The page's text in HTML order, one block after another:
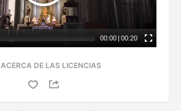
00:00 | 00:20
ACERCA DE LAS LICENCIAS